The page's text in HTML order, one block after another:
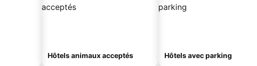
Hôtels animaux acceptés Hôtels avec parking